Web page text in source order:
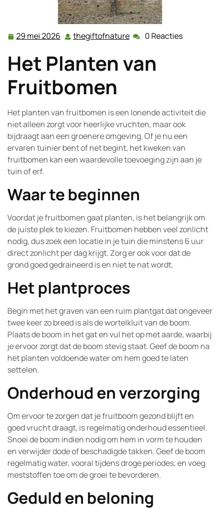
29 mei 2026 29
2026
thegiftofnature thegiftofnature
0 Reacties
Het Planten van
Fruitbomen
Het planten van fruitbomen is een lonende activiteit die
niet alleen zorgt voor heerlijke vruchten, maar ook
bijdraagt aan een groenere omgeving. Of je nu een
ervaren tuinier bent of net begint, het kweken van
fruitbomen kan een waardevolle toevoeging zijn aan je
tuin of erf.
Waar te beginnen
Voordat je fruitbomen gaat planten, is het belangrijk om
de juiste plek te kiezen. Fruitbomen hebben veel zonlicht
nodig, dus zoek een locatie in je tuin die minstens 6 uur
direct zonlicht per dag krijgt. Zorg er ook voor dat de
grond goed gedraineerd is en niet te nat wordt.
Het plantproces
Begin met het graven van een ruim plantgat dat ongeveer
twee keer zo breed is als de wortelkluit van de boom.
Plaats de boom in het gat en vul het op met aarde, waarbij
je ervoor zorgt dat de boom stevig staat. Geef de boom na
het planten voldoende water om hem goed te laten
settelen.
Onderhoud en verzorging
Om ervoor te zorgen dat je fruitboom gezond blijft en
goed vrucht draagt, is regelmatig onderhoud essentieel.
Snoei de boom indien nodig om hem in vorm te houden
en verwijder dode of beschadigde takken. Geef de boom
regelmatig water, vooral tijdens droge periodes, en voeg
meststoffen toe om de groei te bevorderen.
Geduld en beloning